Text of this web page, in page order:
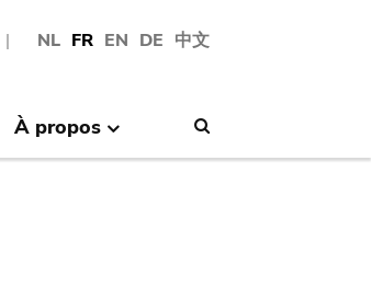
NL FR EN DE 中文
À propos